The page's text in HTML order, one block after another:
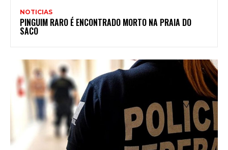
NOTICIAS
PINGUIM RARO É ENCONTRADO MORTO NA PRAIA DO
SACO